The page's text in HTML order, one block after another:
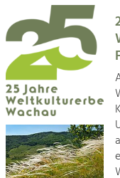
Impressum
Kontakt
Tourism
Offer
Art & Culture
Crafts, Science and
Social
& Identity
Equality, Youth